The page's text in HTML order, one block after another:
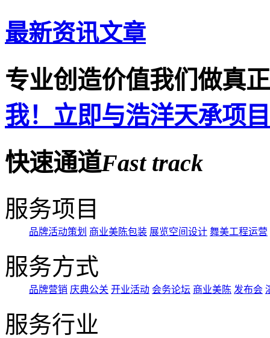
最新资讯文章
专业创造价值我们做真
我！立即与浩洋天承项
快速通道Fast track
服务项目
品牌活动策划 商业美陈包装 展览空间设计 舞美工程运营
服务方式
品牌营销 庆典公关 开业活动 会务论坛 商业美陈 发布会
服务行业